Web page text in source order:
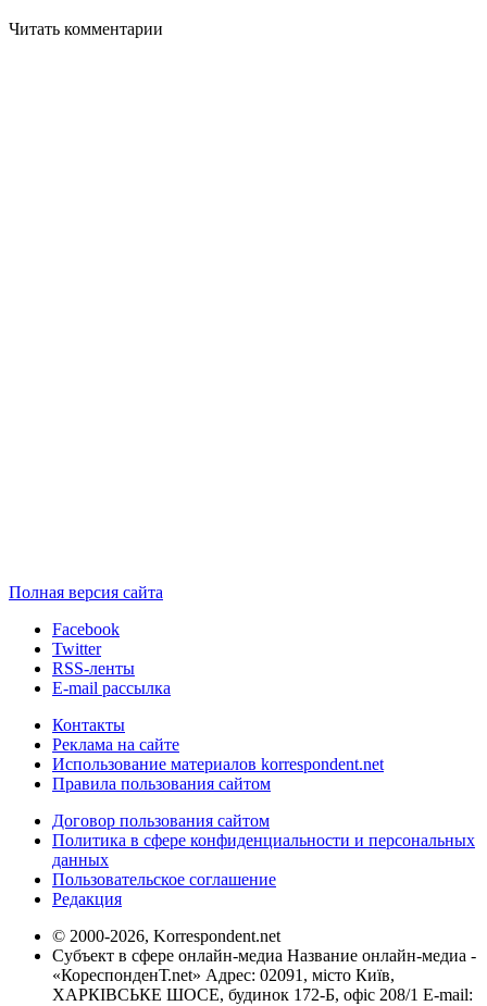
Читать комментарии
Полная версия сайта
Facebook
Twitter
RSS-ленты
E-mail рассылка
Контакты
Реклама на сайте
Использование материалов korrespondent.net
Правила пользования сайтом
Договор пользования сайтом
Политика в сфере конфиденциальности и персональных
данных
Пользовательское соглашение
Редакция
© 2000-2026, Korrespondent.net
Субъект в сфере онлайн-медиа Название онлайн-медиа -
«КореспонденТ.net» Адрес: 02091, місто Київ,
ХАРКІВСЬКЕ ШОСЕ, будинок 172-Б, офіс 208/1 E-mail: